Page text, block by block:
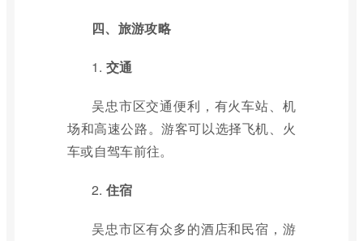
四、旅游攻略
1. 交通
吴忠市区交通便利，有火车站、机
场和高速公路。游客可以选择飞机、火
车或自驾车前往。
2. 住宿
吴忠市区有众多的酒店和民宿，游